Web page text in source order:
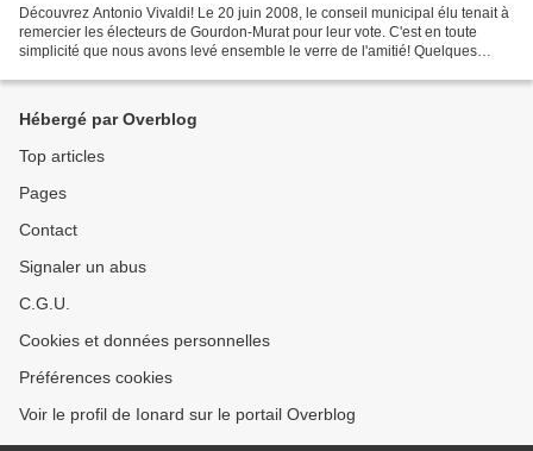
Découvrez Antonio Vivaldi! Le 20 juin 2008, le conseil municipal élu tenait à
remercier les électeurs de Gourdon-Murat pour leur vote. C'est en toute
simplicité que nous avons levé ensemble le verre de l'amitié! Quelques
Hébergé par Overblog
Top articles
Pages
Contact
Signaler un abus
C.G.U.
Cookies et données personnelles
Préférences cookies
Voir le profil de Ionard sur le portail Overblog